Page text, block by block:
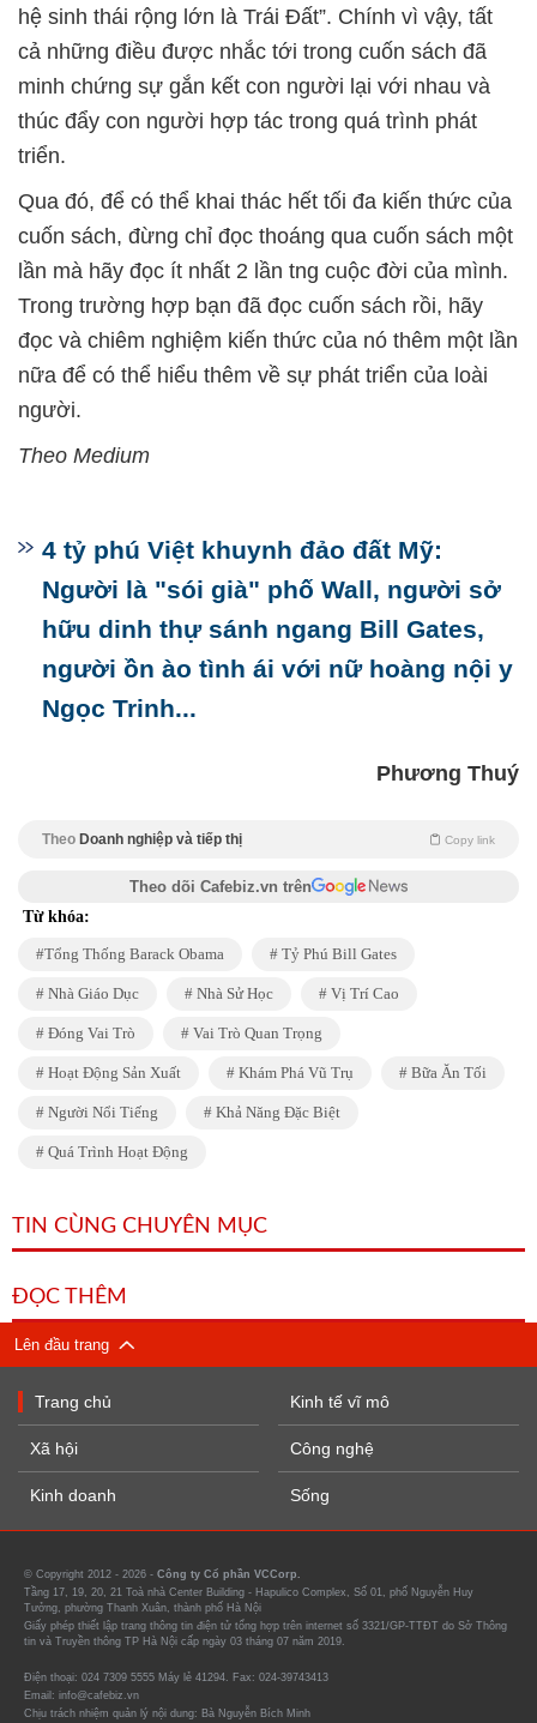
hệ sinh thái rộng lớn là Trái Đất”. Chính vì vậy, tất
cả những điều được nhắc tới trong cuốn sách đã
minh chứng sự gắn kết con người lại với nhau và
thúc đẩy con người hợp tác trong quá trình phát
triển.
Qua đó, để có thể khai thác hết tối đa kiến thức của
cuốn sách, đừng chỉ đọc thoáng qua cuốn sách một
lần mà hãy đọc ít nhất 2 lần tng cuộc đời của mình.
Trong trường hợp bạn đã đọc cuốn sách rồi, hãy
đọc và chiêm nghiệm kiến thức của nó thêm một lần
nữa để có thể hiểu thêm về sự phát triển của loài
người.
Theo Medium
4 tỷ phú Việt khuynh đảo đất Mỹ:
Người là "sói già" phố Wall, người sở
hữu dinh thự sánh ngang Bill Gates,
người ồn ào tình ái với nữ hoàng nội y
Ngọc Trinh...
Phương Thuý
Theo Doanh nghiệp và tiếp thị Copy link
Theo dõi Cafebiz.vn trên
Từ khóa:
Tổng Thống Barack Obama Tỷ Phú Bill Gates
Nhà Giáo Dục Nhà Sử Học Vị Trí Cao
Đóng Vai Trò Vai Trò Quan Trọng
Hoạt Động Sản Xuất Khám Phá Vũ Trụ Bữa Ăn Tối
Người Nổi Tiếng Khả Năng Đặc Biệt
Quá Trình Hoạt Động
TIN CÙNG CHUYÊN MỤC
ĐỌC THÊM
Lên đầu trang
Trang chủ
Xã hội
Kinh doanh
Kinh tế vĩ mô
Công nghệ
Sống
© Copyright 2012 - 2026 - Công ty Cổ phần VCCorp.
Tầng 17, 19, 20, 21 Toà nhà Center Building - Hapulico Complex, Số 01, phố Nguyễn Huy
Tưởng, phường Thanh Xuân, thành phố Hà Nội
Giấy phép thiết lập trang thông tin điện tử tổng hợp trên internet số 3321/GP-TTĐT do Sở Thông
tin và Truyền thông TP Hà Nội cấp ngày 03 tháng 07 năm 2019.
Điện thoại: 024 7309 5555 Máy lẻ 41294. Fax: 024-39743413
Email: info@cafebiz.vn
Chịu trách nhiệm quản lý nội dung: Bà Nguyễn Bích Minh